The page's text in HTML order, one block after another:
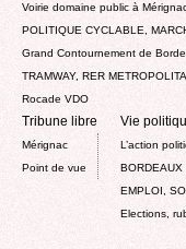
Voirie domaine public à
POLITIQUE CYCLABLE,
Grand Contournement de
TRAMWAY, RER
Rocade VDO
Tribune libre
Mérignac
Point de vue
Vie
L’action
BORDEAUX
EMPLOI,
Elections,